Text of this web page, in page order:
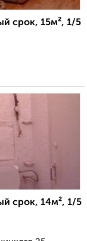
срок, 15м², 1/5
срок, 14м², 1/5